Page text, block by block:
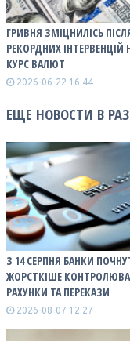
ГРИВНЯ ЗМІЦНИЛІСЬ
РЕКОРДНИХ ІНТЕРВЕНЦІЙ
КУРС ВАЛЮТ
2026-06-22 16:44
ЕЩЕ НОВОСТИ В
З 14 СЕРПНЯ БАНКИ
ЖОРСТКІШЕ
РАХУНКИ ТА ПЕРЕКАЗИ
2026-08-07 12:27